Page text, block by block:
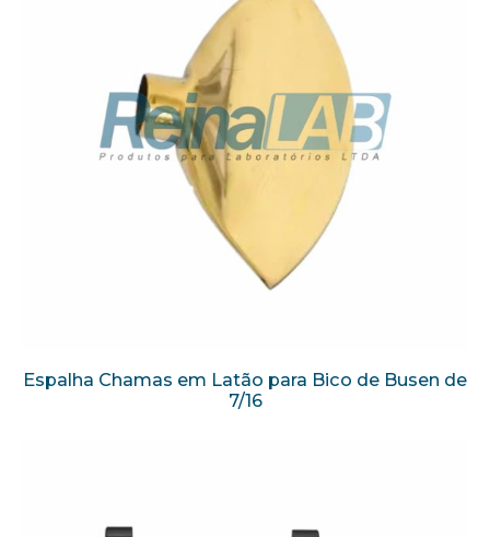
Espalha Chamas em Latão para Bico de Busen de
7/16